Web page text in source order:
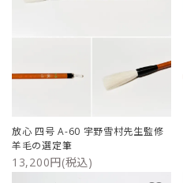
放心 四号 A-60 宇野雪村先生監修
羊毛の選定筆
13,200円(税込)